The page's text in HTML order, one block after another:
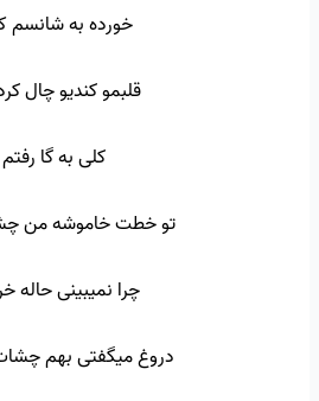
خورده به
قلبمو کندیو چال
کلی به گا رفتم
تو خطت خاموشه من
چرا نمیبینی حاله
دروغ میگفتی بهم